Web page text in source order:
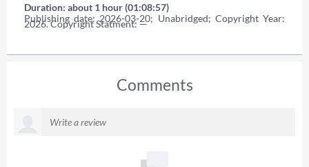
Duration: about 1 hour (01:08:57)
Publishing date: 2026-03-20; Unabridged; Copyright Year:
2026. Copyright Statment: —
Comments